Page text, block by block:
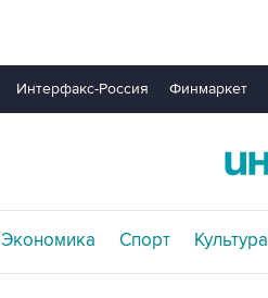
Интерфакс-Россия Финмаркет
Экономика Спорт Культура